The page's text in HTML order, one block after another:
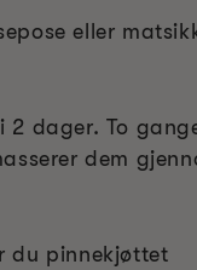
eller
dager. To
dem
du pinnekjøttet